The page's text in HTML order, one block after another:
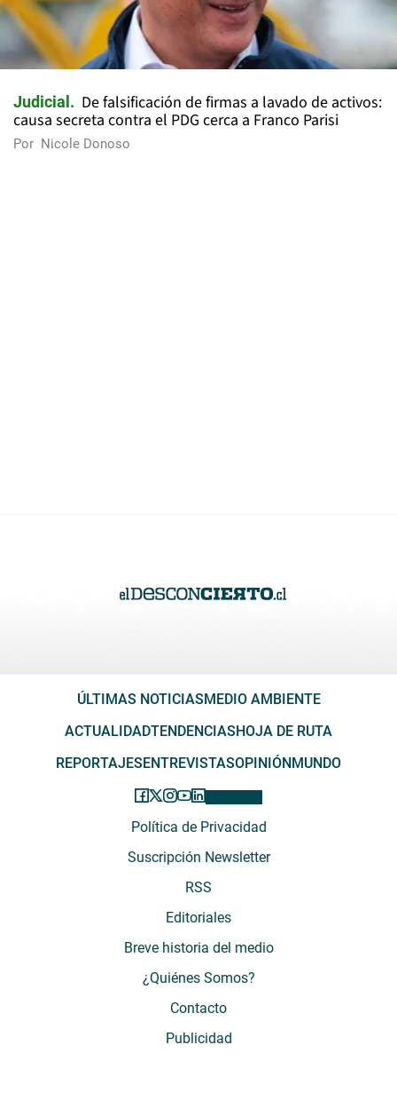
Judicial
De falsificación de firmas a lavado de activos:
causa secreta contra el PDG cerca a Franco Parisi
Por Nicole Donoso
ÚLTIMAS NOTICIAS MEDIO AMBIENTE
ACTUALIDADTENDENCIAS HOJA DE RUTA
REPORTAJES ENTREVISTASOPINIÓN MUNDO
Política de Privacidad
Suscripción Newsletter
RSS
Editoriales
Breve historia del medio
¿Quiénes Somos?
Contacto
Publicidad